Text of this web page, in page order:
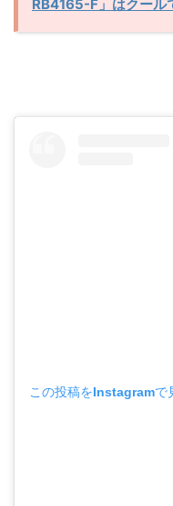
RB4165-F」はクール
この投稿をInstagramで